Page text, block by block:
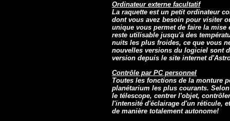
Ordinateur externe facultatif
La raquette est un petit ordinateur
dont vous avez besoin pour visiter
unique vous permet de faire la
reste utilisable jusqu'à des
nuits les plus froides, ce que vous
nouvelles versions du logiciel sont
version depuis le site internet
Contrôle par PC personnel
Toutes les fonctions de la monture
planétarium les plus courants.
le télescope, centrer l'objet,
l'intensité d'éclairage d'un réticule,
de manière totalement autonome!